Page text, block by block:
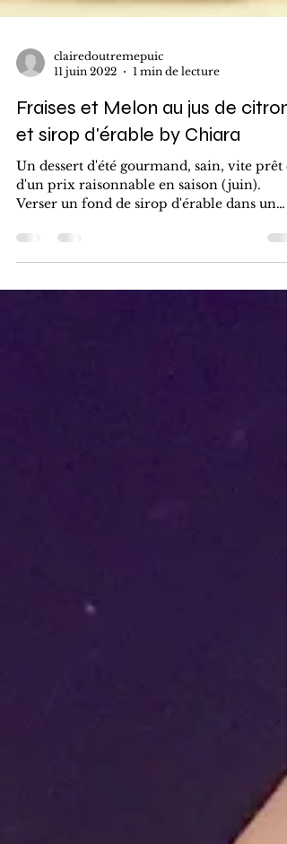
11 juin 2022
1 min de lecture
Fraises et Melon au jus de citron
et sirop d'érable by Chiara
Un dessert d'été gourmand, sain, vite prêt
Verser un fond de sirop d'érable dans un
saladier,...